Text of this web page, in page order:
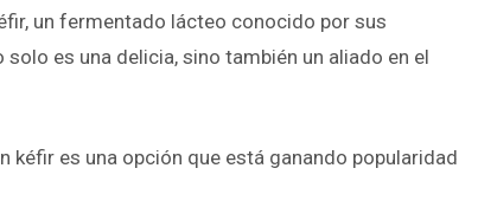
un fermentado lácteo conocido por sus
es una delicia, sino también un aliado en el
kéfir es una opción que está ganando popularidad